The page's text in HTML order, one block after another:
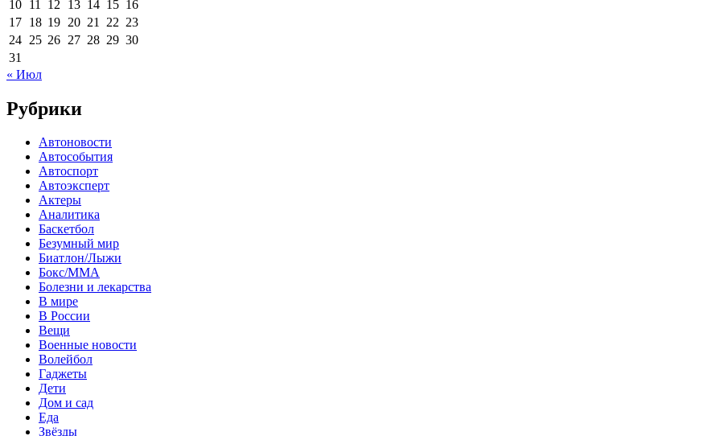
10 11 12 13 14 15 16
17 18 19 20 21 22 23
24 25 26 27 28 29 30
31
« Июл
Рубрики
Автоновости
Автособытия
Автоспорт
Автоэксперт
Актеры
Аналитика
Баскетбол
Безумный мир
Биатлон/Лыжи
Бокс/MMA
Болезни и лекарства
В мире
В России
Вещи
Военные новости
Волейбол
Гаджеты
Дети
Дом и сад
Еда
Звёзды